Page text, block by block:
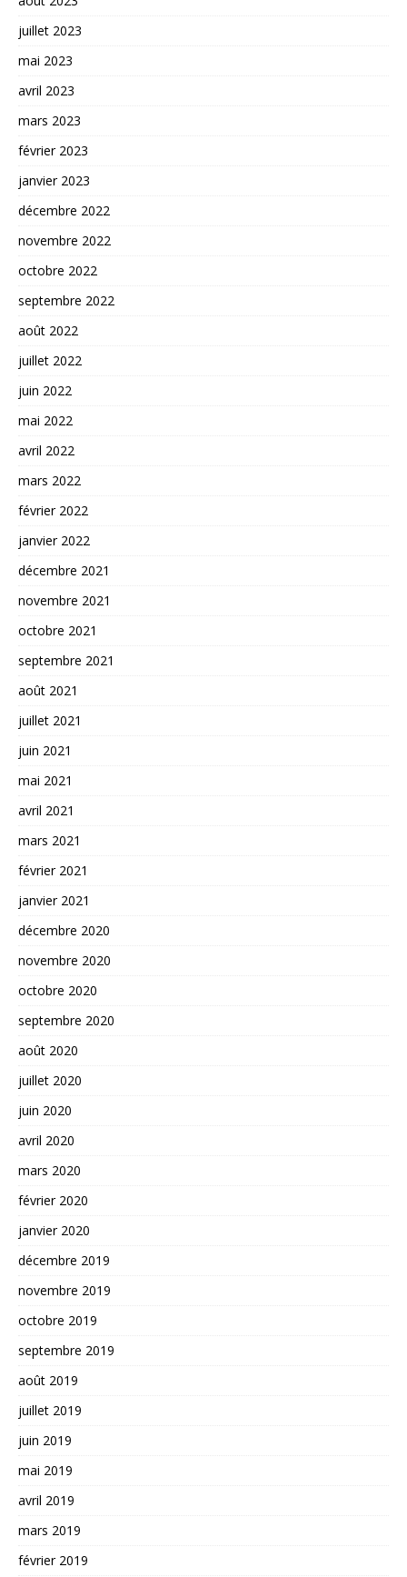
juillet 2023
mai 2023
avril 2023
mars 2023
février 2023
janvier 2023
décembre 2022
novembre 2022
octobre 2022
septembre 2022
août 2022
juillet 2022
juin 2022
mai 2022
avril 2022
mars 2022
février 2022
janvier 2022
décembre 2021
novembre 2021
octobre 2021
septembre 2021
août 2021
juillet 2021
juin 2021
mai 2021
avril 2021
mars 2021
février 2021
janvier 2021
décembre 2020
novembre 2020
octobre 2020
septembre 2020
août 2020
juillet 2020
juin 2020
avril 2020
mars 2020
février 2020
janvier 2020
décembre 2019
novembre 2019
octobre 2019
septembre 2019
août 2019
juillet 2019
juin 2019
mai 2019
avril 2019
mars 2019
février 2019